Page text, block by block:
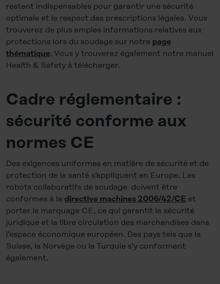
restent indispensables pour garantir une sécurité
optimale et le respect des prescriptions légales. Vous
trouverez de plus amples informations relatives aux
protections lors du soudage sur notre page
thématique. Vous y trouverez également notre manuel
Health & Safety à télécharger.
Cadre réglementaire :
sécurité conforme aux
normes CE
Des exigences uniformes en matière de sécurité et de
protection de la santé s’appliquent en Europe. Les
robots collaboratifs de soudage doivent être
conformes à la directive machines 2006/42/CE et
porter le marquage CE, ce qui garantit la sécurité
juridique et la libre circulation des marchandises dans
l’espace économique européen. Des pays tels que la
Suisse, la Norvège ou la Turquie s’y conforment
également.